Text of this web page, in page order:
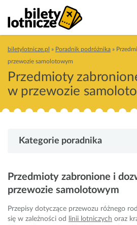
biletylotnicze.pl » Poradnik podróżnika »
przewozie samolotowym
Przedmioty
w przewozie
Kategorie poradnika
Przedmioty zabronione i
przewozie samolotowym
Przepisy dotyczące przewozu różnego
się w zależności od
linii lotniczych oraz